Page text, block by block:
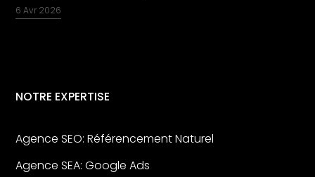
6 Avr 2026
NOTRE EXPERTISE
Agence SEO: Référencement Naturel
Agence SEA: Google Ads